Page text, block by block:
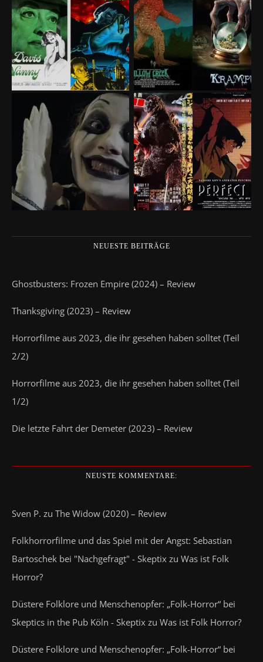
NEUESTE BEITRÄGE
Ghostbusters: Frozen Empire (2024) – Review
Thanksgiving (2023) – Review
Horrorfilme aus 2023, die ihr gesehen haben solltet (Teil
2/2)
Horrorfilme aus 2023, die ihr gesehen haben solltet (Teil
1/2)
Die letzte Fahrt der Demeter (2023) – Review
NEUSTE KOMMENTARE:
Sven P. zu The Widow (2020) – Review
Folkhorrorfilme und das Spiel mit der Angst: Sebastian
Bartoschek bei "Nachgefragt" - Skeptix zu Was ist Folk
Horror?
Düstere Folklore und Menschenopfer: „Folk-Horror“ bei
Skeptics in the Pub Köln - Skeptix zu Was ist Folk Horror?
Düstere Folklore und Menschenopfer: „Folk-Horror“ bei